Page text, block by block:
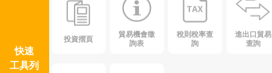
快速
工具列
投資摺頁
貿易機會徵
詢表
稅則稅率查
詢
進出口貿易
查詢